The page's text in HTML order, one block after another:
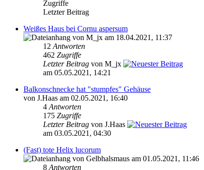
Zugriffe
Letzter Beitrag
Weißes Haus bei Cornu aspersum
von M_jx am 18.04.2021, 11:37
12 Antworten
462 Zugriffe
Letzter Beitrag von M_jx
am 05.05.2021, 14:21
Balkonschnecke hat "stumpfes" Gehäuse
von J.Haas am 02.05.2021, 16:40
4 Antworten
175 Zugriffe
Letzter Beitrag von J.Haas
am 03.05.2021, 04:30
(Fast) tote Helix lucorum
von Gelbhalsmaus am 01.05.2021, 11:46
8 Antworten